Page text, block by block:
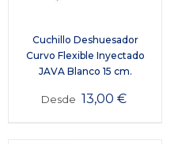
Cuchillo Deshuesador
Curvo Flexible Inyectado
JAVA Blanco 15 cm.
Desde 13,00 €